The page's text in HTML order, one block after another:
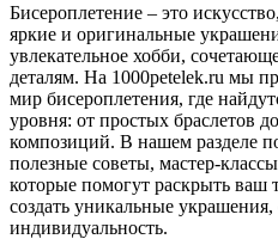
Бисероплетение – это
яркие и оригинальные
увлекательное хобби,
деталям. На 1000petelek.ru мы
мир бисероплетения, где
уровня: от простых браслетов
композиций. В нашем разделе
полезные советы, мастер-
которые помогут раскрыть ваш
создать уникальные
индивидуальность.